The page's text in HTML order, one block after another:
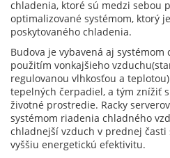
chladenia, ktoré sú medzi sebou
optimalizované systémom, ktorý
poskytovaného chladenia.
Budova je vybavená aj
použitím vonkajšieho
regulovanou vlhkosťou a
tepelných čerpadiel, a tým znížiť
životné prostredie. Racky
systémom riadenia chladného
chladnejší vzduch v prednej
vyššiu energetickú efektivitu.